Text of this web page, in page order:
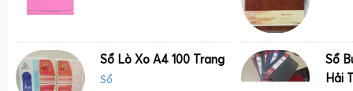
Sổ Lò Xo A4 100 Trang
Sổ
Sổ
Hải